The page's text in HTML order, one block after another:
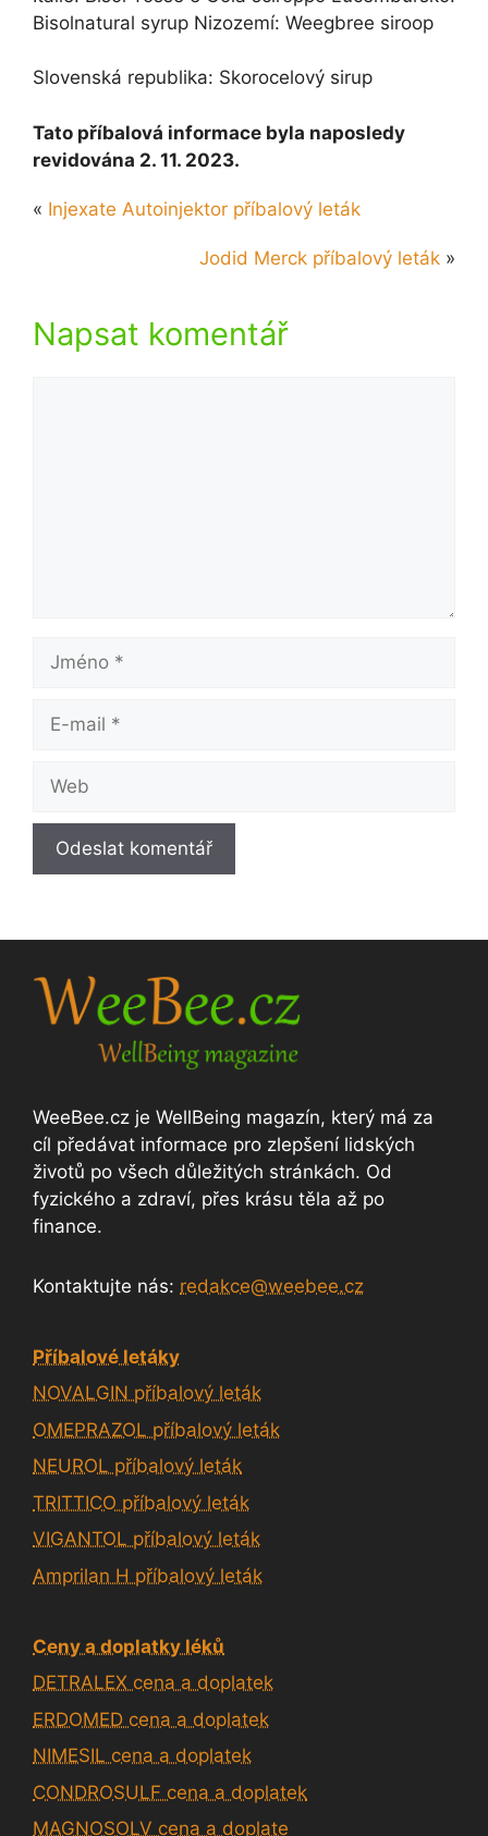
Bisolnatural syrup Nizozemí: Weegbree siroop
Slovenská republika: Skorocelový sirup
Tato příbalová informace byla naposledy
revidována 2. 11. 2023.
« Injexate Autoinjektor příbalový leták
Jodid Merck příbalový leták »
Napsat komentář
Jméno
mail
WeeBee.cz je WellBeing magazín, který má za
cíl předávat informace pro zlepšení lidských
životů po všech důležitých stránkách. Od
fyzického a zdraví, přes krásu těla až po
finance.
Kontaktujte nás: redakce@weebee.cz
Příbalové letáky
NOVALGIN příbalový leták
OMEPRAZOL příbalový leták
NEUROL příbalový leták
TRITTICO příbalový leták
VIGANTOL příbalový leták
Amprilan H příbalový leták
Ceny a doplatky léků
DETRALEX cena a doplatek
ERDOMED cena a doplatek
NIMESIL cena a doplatek
CONDROSULF cena a doplatek
MAGNOSOLV cena a doplate